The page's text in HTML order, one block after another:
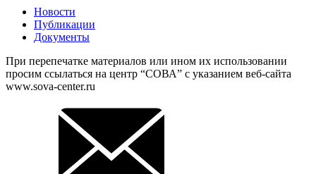
Новости
Публикации
Документы
При перепечатке материалов или ином их использовании
просим ссылаться на центр “СОВА” с указанием веб-сайта
www.sova-center.ru